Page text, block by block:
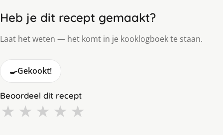
Heb je dit recept gemaakt?
Laat het weten — het komt in je kooklogboek te staan.
🍳Gekookt!
Beoordeel dit recept
★ ★ ★ ★ ★